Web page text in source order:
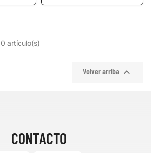
artículo(s)
Volver arriba 
CONTACTO